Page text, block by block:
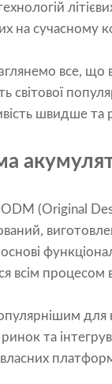
на сучасному
все, що
світової
швидше та
(Original
всім процесом
та